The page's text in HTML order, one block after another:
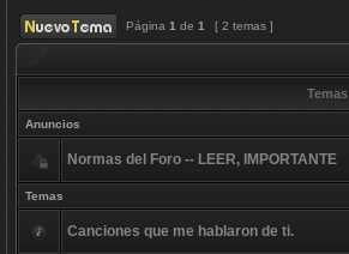
Página 1 de 1 [ 2 temas ]
Temas
Anuncios
Normas del Foro -- LEER, IMPORTANTE
Temas
Canciones que me hablaron de ti.